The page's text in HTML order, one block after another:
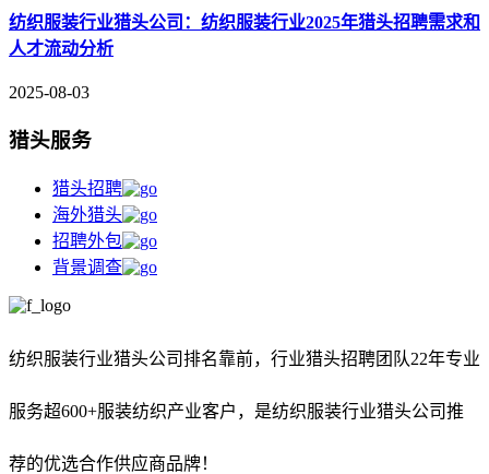
纺织服装行业猎头公司：纺织服装行业2025年猎头招聘需求和
人才流动分析
2025-08-03
猎头服务
猎头招聘
海外猎头
招聘外包
背景调查
纺织服装行业猎头公司排名靠前， 行业猎头招聘团队22年专业
服务超600+服装纺织产业客户，是纺织服装行业猎头公司推
荐的优选合作供应商品牌！